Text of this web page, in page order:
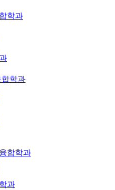
학과
합학과
합학과
과